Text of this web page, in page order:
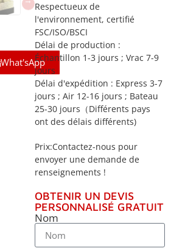
What'sApp
Respectueux de
l'environnement, certifié
FSC/ISO/BSCI
Délai de production :
Échantillon 1-3 jours ; Vrac 7-9
jours
Délai d'expédition : Express 3-7
jours ; Air 12-16 jours ; Bateau
25-30 jours（Différents pays
ont des délais différents)
Prix:Contactez-nous pour
envoyer une demande de
renseignements !
OBTENIR UN DEVIS
PERSONNALISÉ GRATUIT
Nom